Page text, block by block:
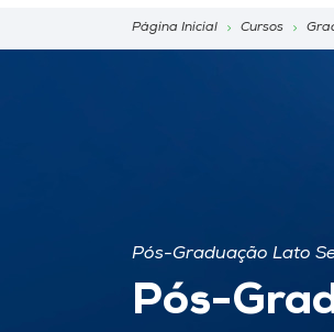
Página Inicial Cursos
Pós-Graduação Lato
Pós-